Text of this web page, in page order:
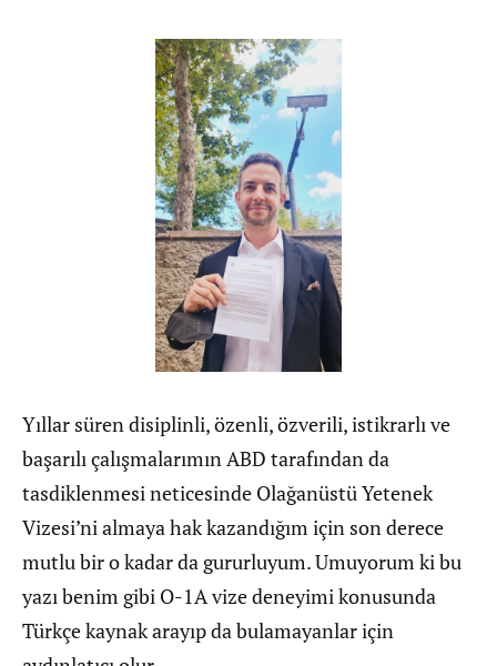
Yıllar süren disiplinli, özenli, özverili, istikrarlı ve
başarılı çalışmalarımın ABD tarafından da
tasdiklenmesi neticesinde Olağanüstü Yetenek
Vizesi’ni almaya hak kazandığım için son derece
mutlu bir o kadar da gururluyum. Umuyorum ki bu
yazı benim gibi O-1A vize deneyimi konusunda
Türkçe kaynak arayıp da bulamayanlar için